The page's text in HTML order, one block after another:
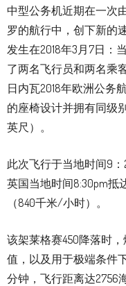
中型公务机近期在一次
罗的航行中，创下新的
发生在2018年3月7日：
了两名飞行员和两名乘
日内瓦2018年欧洲公务
的座椅设计并拥有同级
英尺）。
此次飞行于当地时间9
英国当地时间8:30pm抵
（840千米/小时）。
该架莱格赛450降落时，
值，以及用于极端条件
分钟，飞行距离达2756